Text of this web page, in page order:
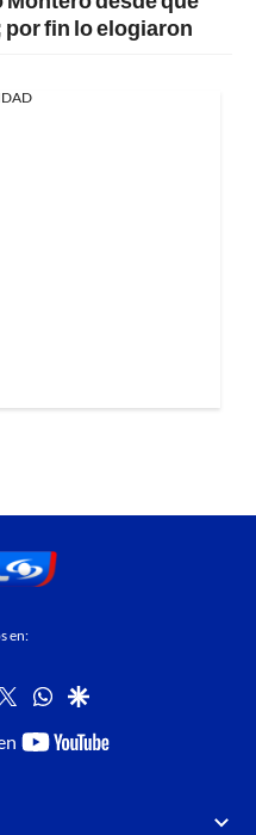
fin lo elogiaron
en:
twitterwhatsapp
google
youtube-